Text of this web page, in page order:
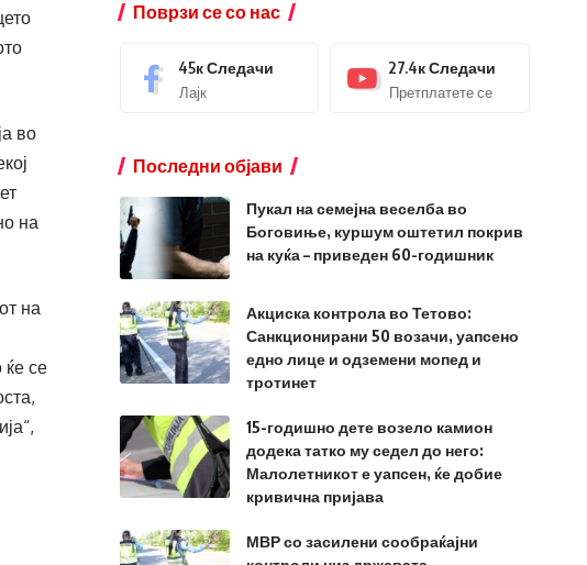
во
на
на
ќе се
Поврзи се со нас
45кСледачи
Лајк
27.4кСледачи
Претплатете се
Последни објави
Пукал на семејна веселба во
Боговиње, куршум оштетил покрив
на куќа – приведен 60-годишник
Акциска контрола во Тетово:
Санкционирани 50 возачи, уапсено
едно лице и одземени мопед и
тротинет
15-годишно дете возело камион
додека татко му седел до него:
Малолетникот е уапсен, ќе добие
кривична пријава
МВР со засилени сообраќајни